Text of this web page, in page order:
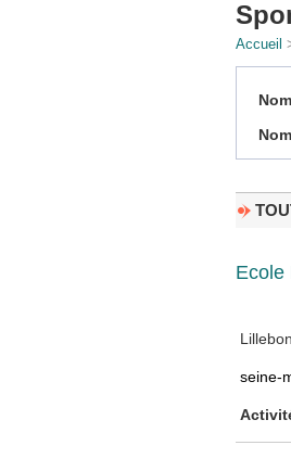
Accueil
Ecole
seine-